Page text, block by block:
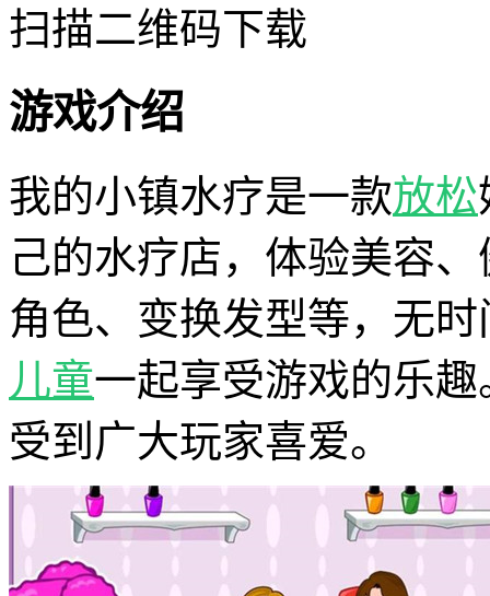
扫描二维码下载
游戏介绍
我的小镇水疗是一款放松
己的水疗店，体验美容
角色、变换发型等，无
儿童一起享受游戏的乐
受到广大玩家喜爱。